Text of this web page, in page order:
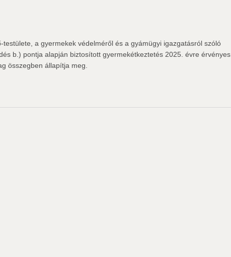
a gyermekek védelméről és a gyámügyi igazgatásról szóló
b.) pontja alapján biztosított gyermekétkeztetés 2025. évre érvényes
összegben állapítja meg.